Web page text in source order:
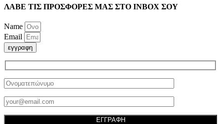
ΛΑΒΕ ΤΙΣ ΠΡΟΣΦΟΡΕΣ ΜΑΣ ΣΤΟ ΙΝΒΟΧ ΣΟΥ
Name
Email
εγγραφη